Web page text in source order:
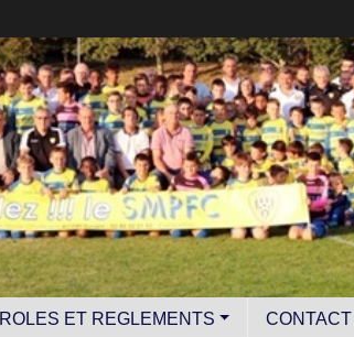
ROLES ET REGLEMENTS CONTACT